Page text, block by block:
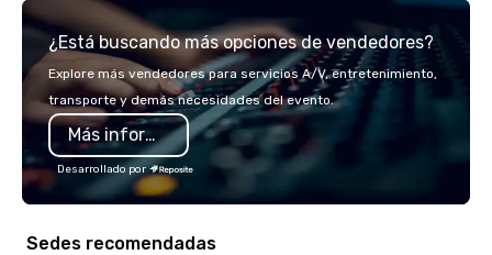
modern presentation
with colorful
beer and matching
and snacks. Outdoor
ideal spot for dining
¿Está buscando más opciones de vendedores?
Explore más vendedores para servicios A/V, entretenimiento,
transporte y demás necesidades del evento.
Más información
Desarrollado por
Sedes recomendadas